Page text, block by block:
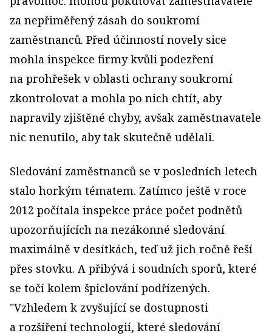
za nepřiměřený zásah do soukromí
zaměstnanců. Před účinností novely sice
mohla inspekce firmy kvůli podezření
na prohřešek v oblasti ochrany soukromí
zkontrolovat a mohla po nich chtít, aby
napravily zjištěné chyby, avšak zaměstnavatele
nic nenutilo, aby tak skutečně udělali.
Sledování zaměstnanců se v posledních letech
stalo horkým tématem. Zatímco ještě v roce
2012 počítala inspekce práce počet podnětů
upozorňujících na nezákonné sledování
maximálně v desítkách, teď už jich ročně řeší
přes stovku. A přibývá i soudních sporů, které
se točí kolem špiclování podřízených.
"Vzhledem k zvyšující se dostupnosti
a rozšíření technologií, které sledování